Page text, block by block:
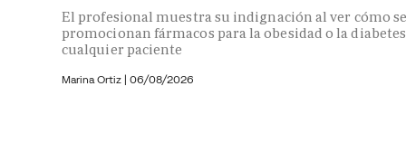
El profesional muestra su indignación al ver cómo
promocionan fármacos para la obesidad o la
cualquier paciente
Marina Ortiz | 06/08/2026